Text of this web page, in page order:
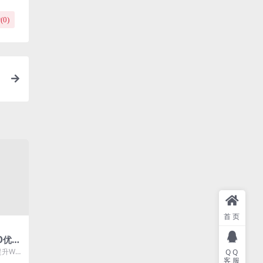
0)
化
Wor
首页
QQ
客服